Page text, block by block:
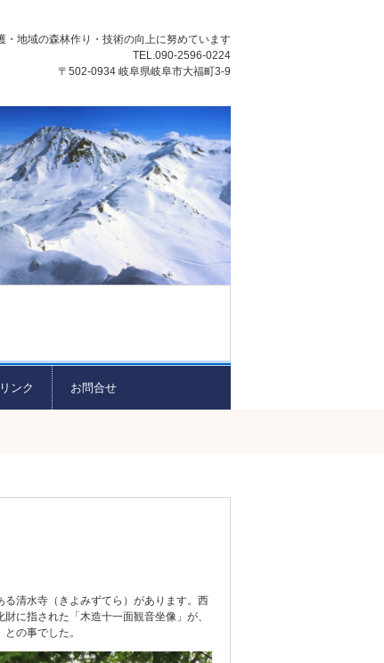
・地域の森林作り・技術の向上に努めています
TEL.090-2596-0224
〒502-0934 岐阜県岐阜市大福町3-9
リンク お問合せ
水寺（きよみずてら）があります。西
に指された「木造十一面観音坐像」が、
の事でした。